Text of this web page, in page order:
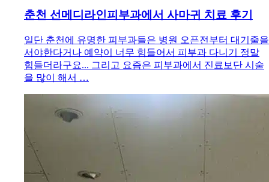
춘천 선메디라인피부과에서 사마귀 치료 후기
일단 춘천에 유명한 피부과들은 병원 오픈전부터 대기줄을
서야한다거나 예약이 너무 힘들어서 피부과 다니기 정말
힘들더라구요... 그리고 요즘은 피부과에서 진료보단 시술
을 많이 해서 …